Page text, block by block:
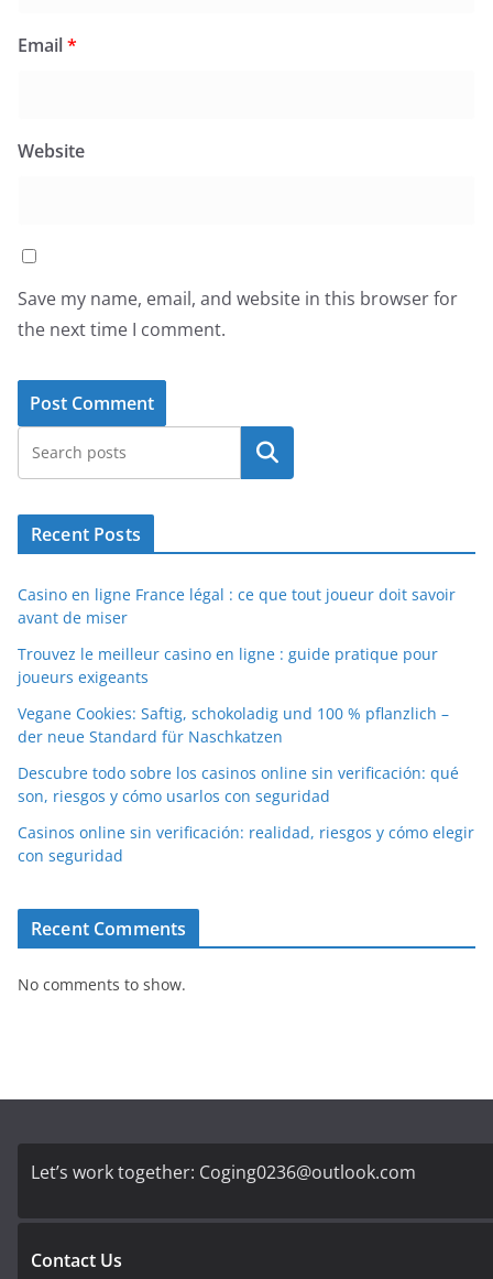
Email*
Website
Save my name, email, and website in this browser for
the next time I comment.
Search
Recent Posts
Casino en ligne France légal : ce que tout joueur doit savoir
avant de miser
Trouvez le meilleur casino en ligne : guide pratique pour
joueurs exigeants
Vegane Cookies: Saftig, schokoladig und 100 % pflanzlich –
der neue Standard für Naschkatzen
Descubre todo sobre los casinos online sin verificación: qué
son, riesgos y cómo usarlos con seguridad
Casinos online sin verificación: realidad, riesgos y cómo elegir
con seguridad
Recent Comments
No comments to show.
Let’s work together: Coging0236@outlook.com
Contact Us